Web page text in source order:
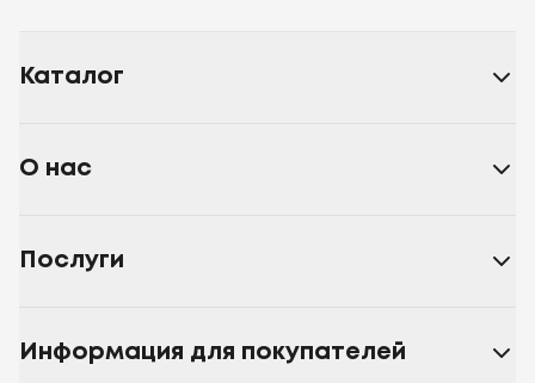
Каталог
О нас
Послуги
Информация для покупателей